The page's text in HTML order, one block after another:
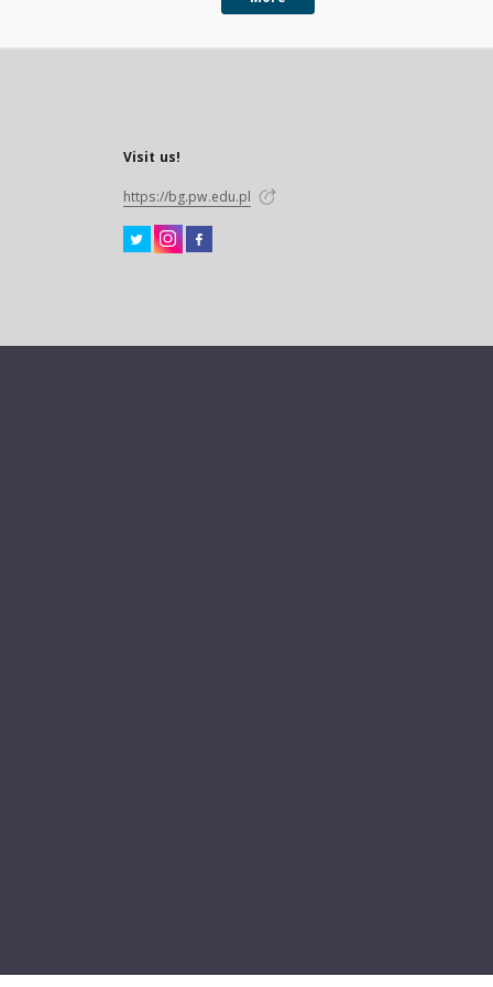
Visit us!
https://bg.pw.edu.pl